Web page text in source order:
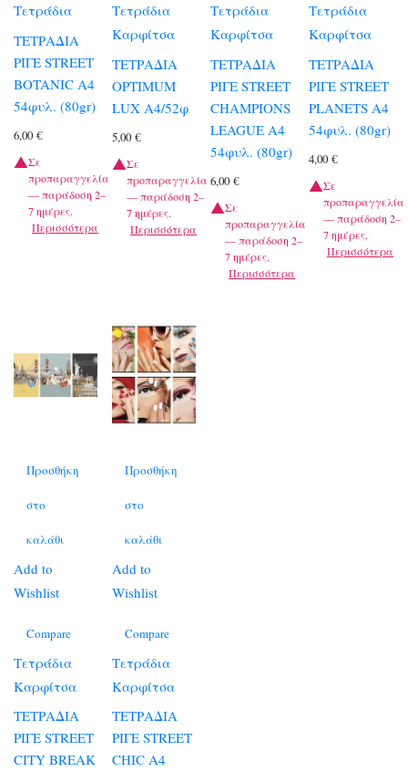
Τετράδια
ΤΕΤΡΑΔΙΑ
ΡΙΓΕ STREET
BOTANIC A4
54φυλ. (80gr)
6,00 €
Σε
προπαραγγελία
— παράδοση 2–
7 ημέρες.
Περισσότερα
Τετράδια
Καρφίτσα
ΤΕΤΡΑΔΙΑ
OPTIMUM
LUX A4/52φ
5,00€
Σε
προπαραγγελία
— παράδοση 2–
7 ημέρες.
Περισσότερα
Τετράδια
Καρφίτσα
ΤΕΤΡΑΔΙΑ
ΡΙΓΕ STREET
CHAMPIONS
LEAGUE A4
54φυλ. (80gr)
6,00€
Σε
προπαραγγελία
— παράδοση 2–
7 ημέρες.
Περισσότερα
Τετράδια
Καρφίτσα
ΤΕΤΡΑΔΙΑ
ΡΙΓΕ STREET
PLANETS A4
54φυλ. (80gr)
4,00€
Σε
προπαραγγελία
— παράδοση 2–
7 ημέρες.
Περισσότερα
Προσθήκη
στο
καλάθι
Add to
Wishlist
Compare
Τετράδια
Καρφίτσα
ΤΕΤΡΑΔΙΑ
ΡΙΓΕ STREET
CITY BREAK
Προσθήκη
στο
καλάθι
Add to
Wishlist
Compare
Τετράδια
Καρφίτσα
ΤΕΤΡΑΔΙΑ
ΡΙΓΕ STREET
CHIC A4